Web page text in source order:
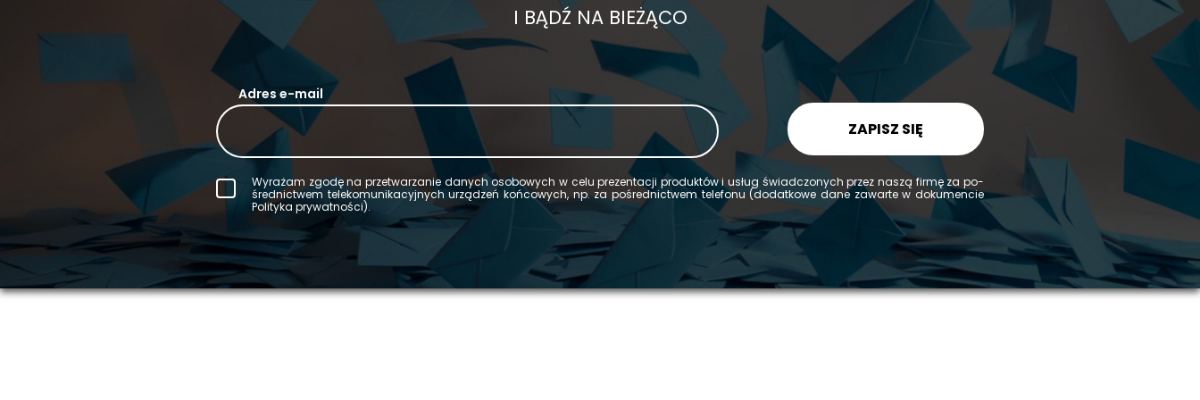
I BĄDŹ NA BIEŻĄCO
Adres e-mail
ZAPISZ SIĘ
Wy­ra­żam zgodę na prze­twa­rza­nie da­nych oso­bo­wych w celu pre­zen­ta­cji pro­duk­tów i usług świad­czo­nych przez naszą firmę za po­
śred­nic­twem te­le­ko­mu­ni­ka­cyj­nych urzą­dzeń koń­co­wych, np. za po­śred­nic­twem te­le­fo­nu (do­dat­ko­we dane za­war­te w do­ku­men­cie
Po­li­ty­ka pry­wat­no­ści).